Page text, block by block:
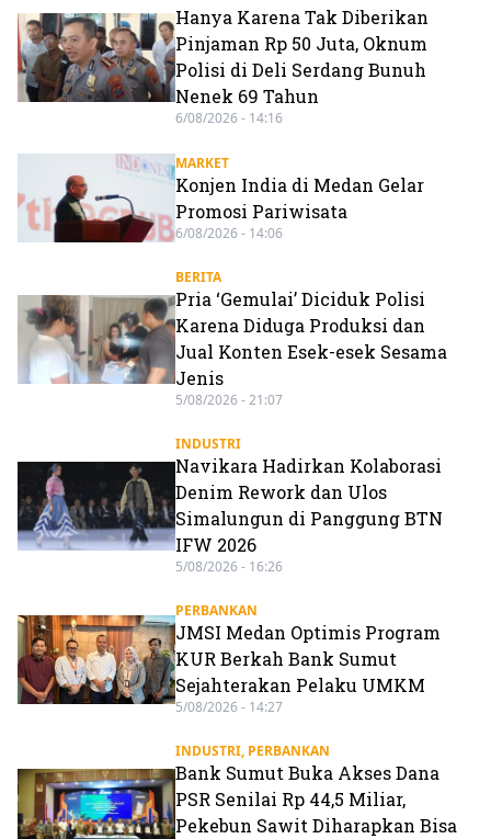
Hanya Karena Tak Diberikan
Pinjaman Rp 50 Juta, Oknum
Polisi di Deli Serdang Bunuh
Nenek 69 Tahun
6/08/2026 - 14:16
MARKET
Konjen India di Medan Gelar
Promosi Pariwisata
6/08/2026 - 14:06
BERITA
Pria ‘Gemulai’ Diciduk Polisi
Karena Diduga Produksi dan
Jual Konten Esek-esek Sesama
Jenis
5/08/2026 - 21:07
INDUSTRI
Navikara Hadirkan Kolaborasi
Denim Rework dan Ulos
Simalungun di Panggung BTN
IFW 2026
5/08/2026 - 16:26
PERBANKAN
JMSI Medan Optimis Program
KUR Berkah Bank Sumut
Sejahterakan Pelaku UMKM
5/08/2026 - 14:27
INDUSTRI, PERBANKAN
Bank Sumut Buka Akses Dana
PSR Senilai Rp 44,5 Miliar,
Pekebun Sawit Diharapkan Bisa